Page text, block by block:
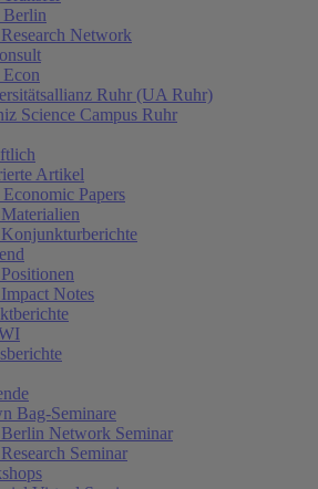
Network
Ruhr (UA Ruhr)
Science Campus Ruhr
Artikel
Papers
Notes
Bag-Seminare
Network Seminar
Seminar